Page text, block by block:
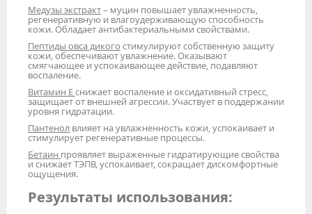
Медузы экстракт– муцин повышает увлажненность,
регенеративную и влагоудерживающую способность
кожи. Обладает антибактериальными свойствами.
Пептиды овса дикого стимулируют собственную защиту
кожи, обеспечивают увлажнение. Оказывают
смягчающее и успокаивающее действие, подавляют
воспаление.
Витамин Еснижает воспаление и оксидативный стресс,
защищает от внешней агрессии. Участвует в поддержании
уровня гидратации.
Пантенол влияет на увлажненность кожи, успокаивает и
стимулирует регенеративные процессы.
Бетаин проявляет выраженные гидратирующие свойства
и снижает ТЭПВ, успокаивает, сокращает дискомфортные
ощущения.
Результаты использования: